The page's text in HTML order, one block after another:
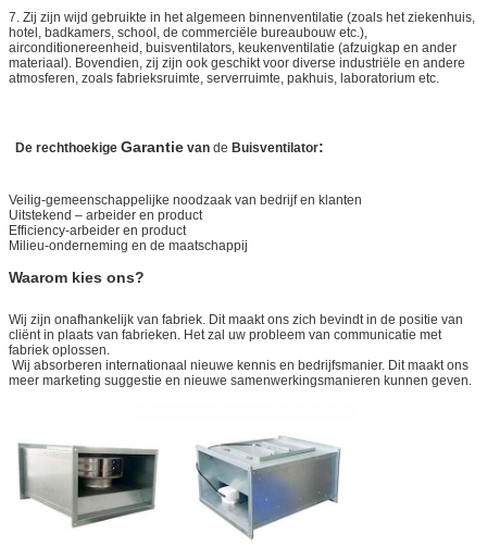
7. Zij zijn wijd gebruikte in het algemeen binnenventilatie (zoals het ziekenhuis,
hotel, badkamers, school, de commerciële bureaubouw etc.),
airconditionereenheid, buisventilators, keukenventilatie (afzuigkap en ander
materiaal). Bovendien, zij zijn ook geschikt voor diverse industriële en andere
atmosferen, zoals fabrieksruimte, serverruimte, pakhuis, laboratorium etc.
De rechthoekige Garantie van de Buisventilator:
Veilig-gemeenschappelijke noodzaak van bedrijf en klanten
Uitstekend – arbeider en product
Efficiency-arbeider en product
Milieu-onderneming en de maatschappij
Waarom kies ons?
Wij zijn onafhankelijk van fabriek. Dit maakt ons zich bevindt in de positie van
cliënt in plaats van fabrieken. Het zal uw probleem van communicatie met
fabriek oplossen.
Wij absorberen internationaal nieuwe kennis en bedrijfsmanier. Dit maakt ons
meer marketing suggestie en nieuwe samenwerkingsmanieren kunnen geven.